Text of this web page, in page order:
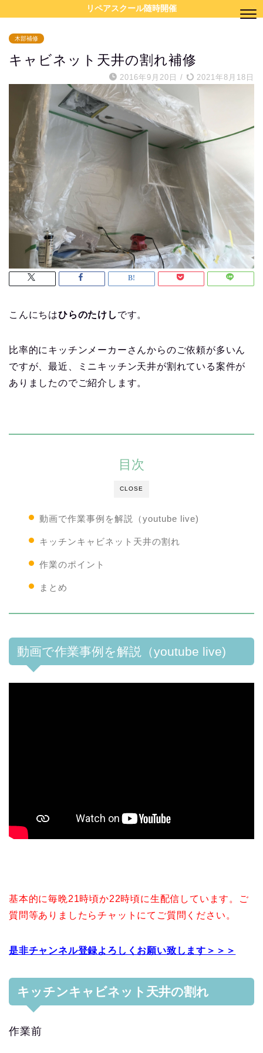
リペアスクール随時開催
木部補修
キャビネット天井の割れ補修
2016年9月20日 / 2021年8月18日
こんにちはひらのたけし です。
比率的にキッチンメーカーさんからのご依頼が多いん
ですが、最近、ミニキッチン天井が割れている案件が
ありましたのでご紹介します。
CLOSE
目次
動画で作業事例を解説（youtube live)
キッチンキャビネット天井の割れ
作業のポイント
まとめ
動画で作業事例を解説（youtube live)
基本的に毎晩21時頃か22時頃に生配信しています。ご
質問等ありましたらチャットにてご質問ください。
是非チャンネル登録よろしくお願い致します＞＞＞
キッチンキャビネット天井の割れ
作業前